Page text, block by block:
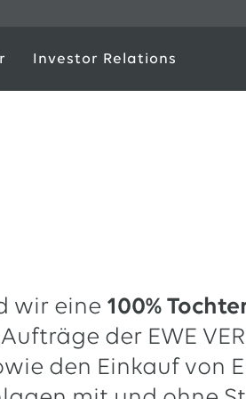
Investor Relations
wir eine 100%
der EWE
den Einkauf von